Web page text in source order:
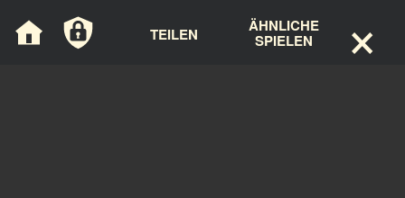
TEILEN ÄHNLICHE
SPIELEN ×